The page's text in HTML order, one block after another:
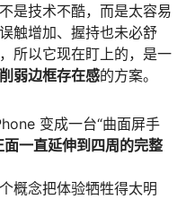
是技术不酷，而是太容易
触增加、握持也未必舒
所以它现在盯上的，是一
弱边框存在感的方案。
变成一台“曲面屏手
面一直延伸到四周的完整
概念把体验牺牲得太明